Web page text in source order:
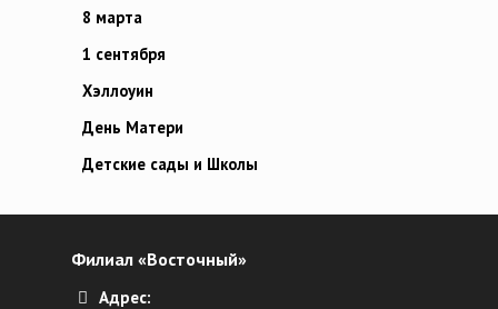
8 марта
1 сентября
Хэллоуин
День Матери
Детские сады и Школы
Филиал «Восточный»
Адрес: